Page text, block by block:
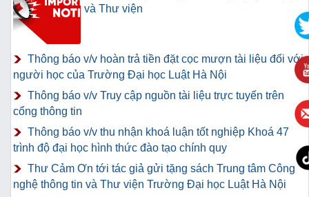
và Thư viện
Thông báo v/v hoàn trả tiền đặt cọc mượn tài liệu đối với
người học của Trường Đại học Luật Hà Nội
Thông báo v/v Truy cập nguồn tài liệu trực tuyến trên
cổng thông tin
Thông báo v/v thu nhận khoá luận tốt nghiệp Khoá 47
trình độ đại học hình thức đào tạo chính quy
Thư Cảm Ơn tới tác giả gửi tặng sách Trung tâm Công
nghệ thông tin và Thư viện Trường Đại học Luật Hà Nội